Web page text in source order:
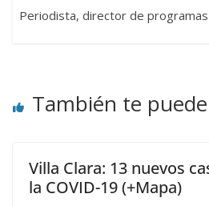
Periodista, director de programas
También te
Villa Clara: 13 nuevos
la COVID-19 (+Mapa)